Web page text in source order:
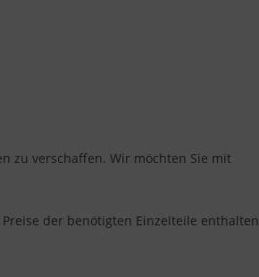
zu verschaffen. Wir möchten Sie mit
der benötigten Einzelteile enthalten